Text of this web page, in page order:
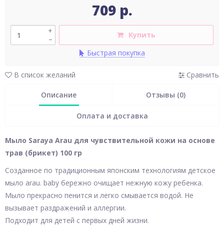
709 р.
–
+
Купить
Быстрая покупка
В список желаний Сравнить
Описание Отзывы (0)
Оплата и доставка
Мыло Saraya Arau для чувствительной кожи на основе
трав (брикет) 100 гр
Созданное по традиционным японским технологиям детское
мыло arau. baby бережно очищает нежную кожу ребенка.
Мыло прекрасно пенится и легко смывается водой. Не
вызывает раздражений и аллергии.
Подходит для детей с первых дней жизни.